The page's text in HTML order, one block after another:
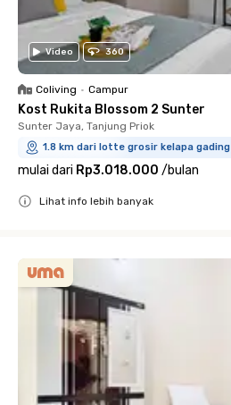
Video 360
Coliving • Campur
Kost Rukita Blossom 2 Sunter
Sunter Jaya, Tanjung Priok
1.8 km dari lotte grosir kelapa gading
mulai dari Rp3.018.000 /bulan
Lihat info lebih banyak